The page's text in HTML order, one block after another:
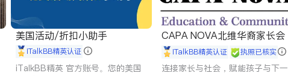
美国活动/折扣小助手
iTalkBB精英认证
iTalkBB精英 官方账号。您的美国
CAPA NOVA北维华裔家长会
iTalkBB精英认证 执照已核实
连接家长与社会，赋能孩子与下一